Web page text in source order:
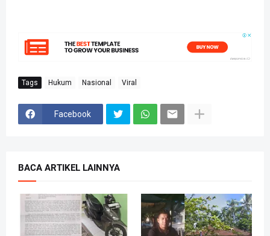
Tags Hukum Nasional Viral
Facebook
BACA ARTIKEL LAINNYA